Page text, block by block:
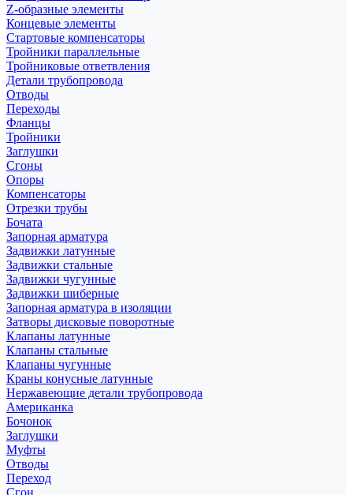
Z-образные элементы
Концевые элементы
Стартовые компенсаторы
Тройники параллельные
Тройниковые ответвления
Детали трубопровода
Отводы
Переходы
Фланцы
Тройники
Заглушки
Сгоны
Опоры
Компенсаторы
Отрезки трубы
Бочата
Запорная арматура
Задвижки латунные
Задвижки стальные
Задвижки чугунные
Задвижки шиберные
Запорная арматура в изоляции
Затворы дисковые поворотные
Клапаны латунные
Клапаны стальные
Клапаны чугунные
Краны конусные латунные
Нержавеющие детали трубопровода
Американка
Бочонок
Заглушки
Муфты
Отводы
Переход
Сгон